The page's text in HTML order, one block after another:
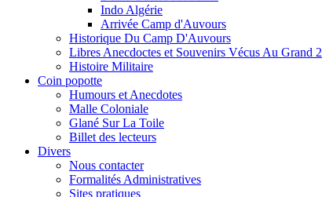
Indo Algérie
Arrivée Camp d'Auvours
Historique Du Camp D'Auvours
Libres Anecdoctes et Souvenirs Vécus Au Grand 2
Histoire Militaire
Coin popotte
Humours et Anecdotes
Malle Coloniale
Glané Sur La Toile
Billet des lecteurs
Divers
Nous contacter
Formalités Administratives
Sites pratiques